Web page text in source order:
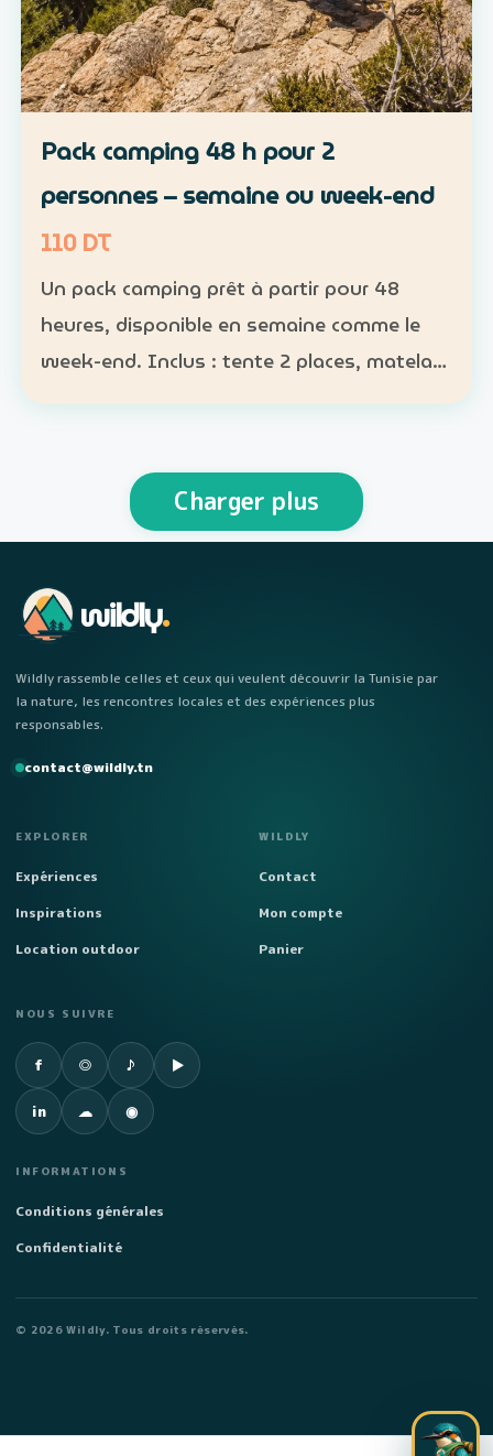
Pack camping 48 h pour 2
personnes – semaine ou week-end
110 DT
Un pack camping prêt à partir pour 48
heures, disponible en semaine comme le
week-end. Inclus : tente 2 places, matelas,
personnes Week-end…
Charger plus
wildly.
Wildly rassemble celles et ceux qui veulent découvrir la Tunisie par
la nature, les rencontres locales et des expériences plus
responsables.
contact@wildly.tn
EXPLORER
Expériences
Inspirations
Location outdoor
WILDLY
Contact
Mon compte
Panier
NOUS SUIVRE
f
Facebook
◎
Instagram♪
TikTok ▶
YouTube
in
LinkedIn ☁
SoundCloud
◉
Spotify
INFORMATIONS
Conditions générales
Confidentialité
© 2026 Wildly. Tous droits réservés.